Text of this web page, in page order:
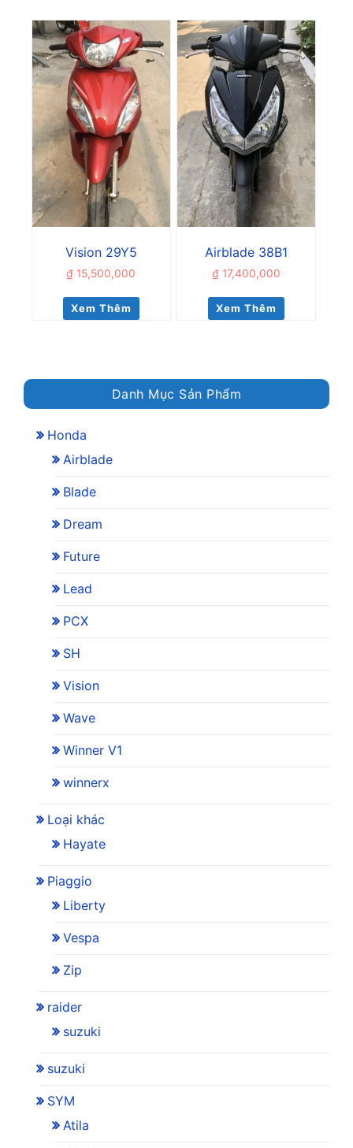
Vision 29Y5
₫ 15,500,000
Xem Thêm
Airblade 38B1
₫17,400,000
Xem Thêm
Danh Mục Sản Phẩm
Honda
Airblade
Blade
Dream
Future
Lead
PCX
SH
Vision
Wave
Winner V1
winnerx
Loại khác
Hayate
Piaggio
Liberty
Vespa
Zip
raider
suzuki
suzuki
SYM
Atila